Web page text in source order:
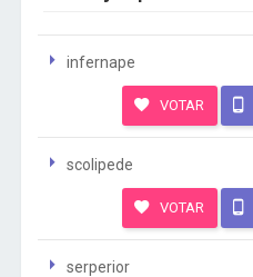
infernape
VOTAR
scolipede
VOTAR
serperior